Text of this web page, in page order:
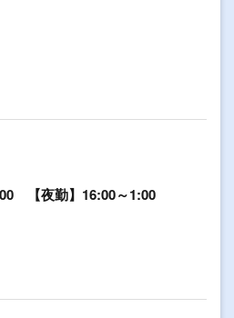
00 【夜勤】16:00～1:00